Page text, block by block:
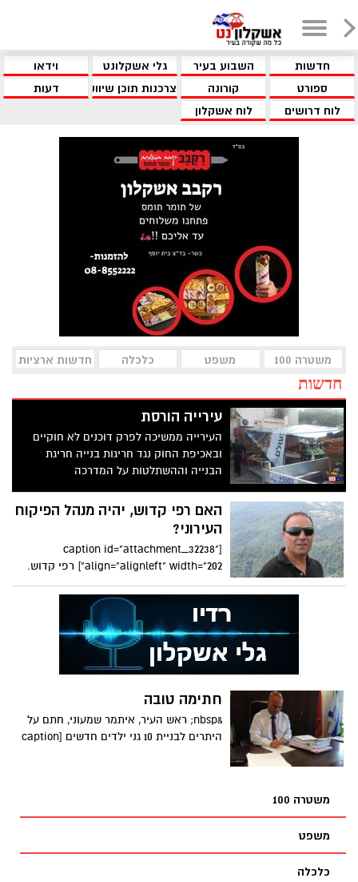
חדשות השבוע בעיר גלי אשקלונט
וידאו
ספורט
קורונה צרכנות תוכן שיווקי
דעות
לוח דרושים
לוח אשקלון
משטרה 100 משפט כלכלה חדשות ארציות
חדשות
עירייה הורסת
העירייה ממשיכה לפרק דוכנים לא חוקיים
ובאכיפת החוק נגד חריגות בנייה חריגת
הבנייה וההשתלטות על המדרכה
האם רפי קדוש, יהיה מנהל הפיקוח
העירוני?
[caption id="attachment_32238"
align="alignleft" width="202"] רפי קדוש.
מנהל?[/caption] נמצא מועמד
חתימה טובה
&nbsp; ראש העיר, איתמר שמעוני, חתם על
היתרים לבניית 10 גני ילדים חדשים [caption
משטרה 100
משפט
כלכלה